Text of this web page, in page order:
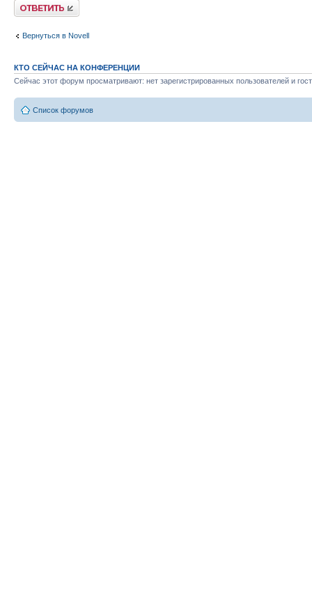
Ответить
Вернуться в Novell
КТО СЕЙЧАС НА КОНФЕРЕНЦИИ
Сейчас этот форум просматривают: нет зарегистрированных пользователей и
Список форумов